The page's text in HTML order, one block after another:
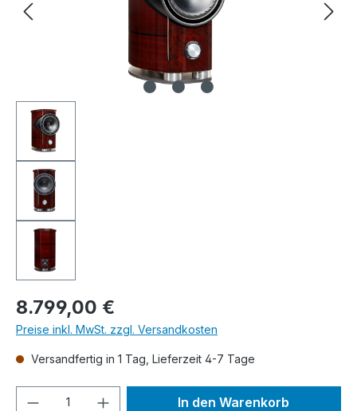
Regulärer Preis:
8.799,00 €
Preise inkl. MwSt. zzgl. Versandkosten
Versandfertig in 1 Tag, Lieferzeit 4-7 Tage
Produkt Anzahl: Gib denIn den Warenkorb